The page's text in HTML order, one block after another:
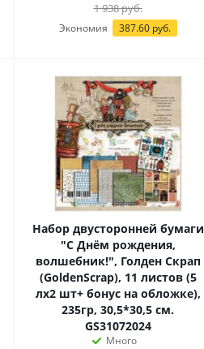
1 938руб.
Экономия 387.60 руб.
Набор двусторонней бумаги
"С Днём рождения,
волшебник!", Голден Скрап
(GoldenScrap), 11 листов (5
лх2 шт+ бонус на обложке),
235гр, 30,5*30,5 см.
GS31072024
Много